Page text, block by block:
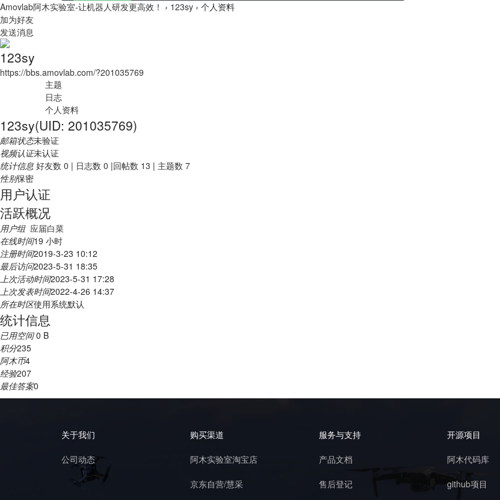
Amovlab阿木实验室-让机器人研发更高效！ › 123sy › 个人资料
加为好友
发送消息
123sy
https://bbs.amovlab.com/?201035769
主题
日志
个人资料
123sy(UID: 201035769)
邮箱状态未验证
视频认证未认证
统计信息 好友数 0 | 日志数 0 |回帖数 13 | 主题数 7
性别保密
用户认证
活跃概况
用户组 应届白菜
在线时间19 小时
注册时间2019-3-23 10:12
最后访问2023-5-31 18:35
上次活动时间2023-5-31 17:28
上次发表时间2022-4-26 14:37
所在时区使用系统默认
统计信息
已用空间0 B
积分235
阿木币4
经验207
最佳答案0
关于我们
公司动态
购买渠道
阿木实验室淘宝店
京东自营/慧采
服务与支持
产品文档
售后登记
开源项目
阿木代码库
github项目